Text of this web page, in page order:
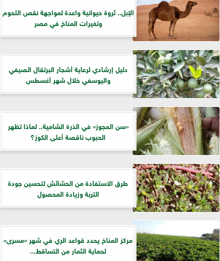
الإبل.. ثروة حيوانية واعدة لمواجهة نقص اللحوم
وتغيرات المناخ في مصر
دليل إرشادي لرعاية أشجار البرتقال الصيفي
واليوسفي خلال شهر أغسطس
«سن العجوز» في الذرة الشامية.. لماذا تظهر
الحبوب ناقصة أعلى الكوز؟
طرق الاستفادة من الحشائش لتحسين جودة
التربة وزيادة المحصول
مركز المناخ يحدد قواعد الري في شهر «مسرى»
لحماية الثمار من التساقط...